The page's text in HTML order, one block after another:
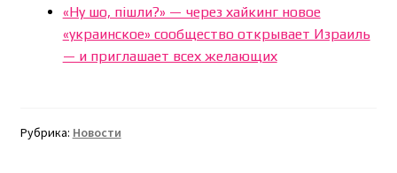
«Ну шо, пішли?» — через хайкинг новое
«украинское» сообщество открывает Израиль
— и приглашает всех желающих
Рубрика: Новости